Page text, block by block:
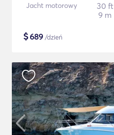
Jacht motorowy
30 ft
9 m
$689 /dzień